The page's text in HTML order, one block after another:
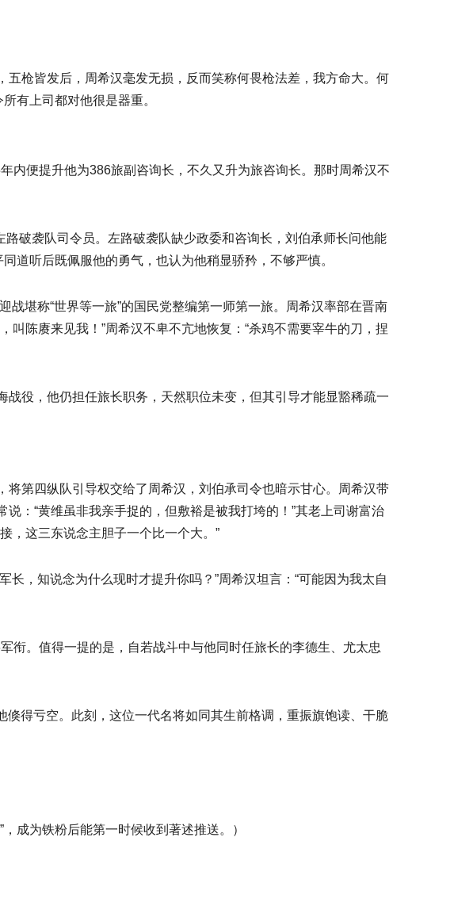
枪皆发后，周希汉毫发无损，反而笑称何畏枪法差，我方命大。何
有上司都对他很是器重。
内便提升他为386旅副咨询长，不久又升为旅咨询长。那时周希汉不
破袭队司令员。左路破袭队缺少政委和咨询长，刘伯承师长问他能
道听后既佩服他的勇气，也认为他稍显骄矜，不够严慎。
堪称“世界等一旅”的国民党整编第一师第一旅。周希汉率部在晋南
陈赓来见我！”周希汉不卑不亢地恢复：“杀鸡不需要宰牛的刀，捏
役，他仍担任旅长职务，天然职位未变，但其引导才能显豁稀疏一
第四纵队引导权交给了周希汉，刘伯承司令也暗示甘心。周希汉带
：“黄维虽非我亲手捉的，但敷裕是被我打垮的！”其老上司谢富治
，这三东说念主胆子一个比一个大。”
，知说念为什么现时才提升你吗？”周希汉坦言：“可能因为我太自
衔。值得一提的是，自若战斗中与他同时任旅长的李德生、尤太忠
得亏空。此刻，这位一代名将如同其生前格调，重振旗饱读、干脆
成为铁粉后能第一时候收到著述推送。）